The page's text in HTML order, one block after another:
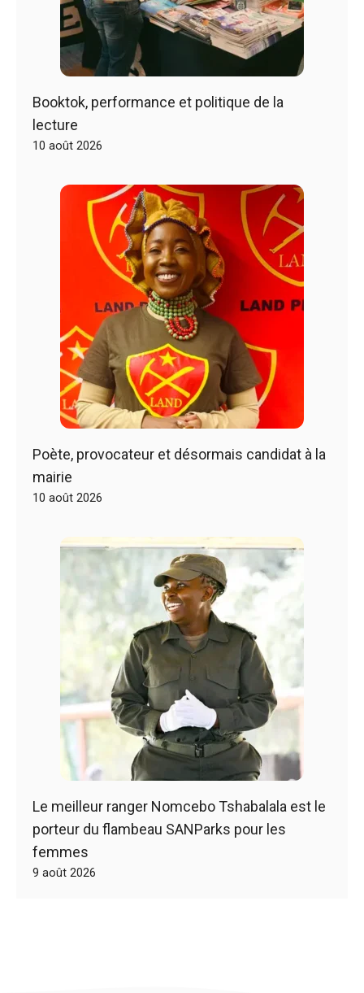
Booktok, performance et politique de la
lecture
10 août 2026
Poète, provocateur et désormais candidat à la
mairie
10 août 2026
Le meilleur ranger Nomcebo Tshabalala est le
porteur du flambeau SANParks pour les
femmes
9 août 2026